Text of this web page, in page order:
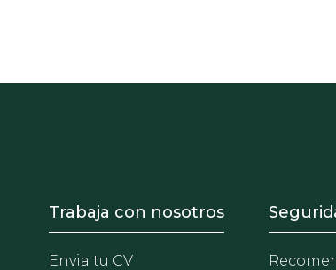
Footer - Trabaja con
Trabaja con nosotros
Envia tu CV